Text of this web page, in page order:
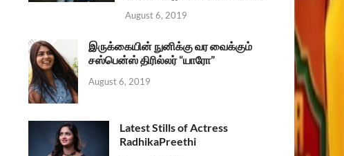
August 6, 2019
இருக்கையின் நுனிக்கு வர வைக்கும்
சஸ்பென்ஸ் திரில்லர் “யாரோ”
August 6, 2019
Latest Stills of Actress
RadhikaPreethi